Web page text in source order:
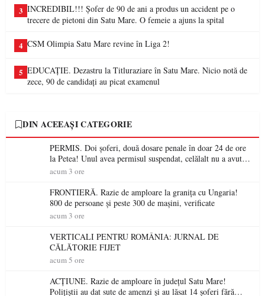
3 INCREDIBIL!!! Șofer de 90 de ani a produs un accident pe o
trecere de pietoni din Satu Mare. O femeie a ajuns la spital
4 CSM Olimpia Satu Mare revine în Liga 2!
5 EDUCAȚIE. Dezastru la Titluraziare în Satu Mare. Nicio notă de
zece, 90 de candidați au picat examenul
DIN ACEEAȘI CATEGORIE
PERMIS. Doi șoferi, două dosare penale în doar 24 de ore
la Petea! Unul avea permisul suspendat, celălalt nu a avut
niciodată permis
acum 3 ore
FRONTIERĂ. Razie de amploare la granița cu Ungaria!
800 de persoane și peste 300 de mașini, verificate
acum 3 ore
VERTICALI PENTRU ROMÂNIA: JURNAL DE
CĂLĂTORIE FIJET
acum 5 ore
ACȚIUNE. Razie de amploare în județul Satu Mare!
Polițiștii au dat sute de amenzi și au lăsat 14 șoferi fără